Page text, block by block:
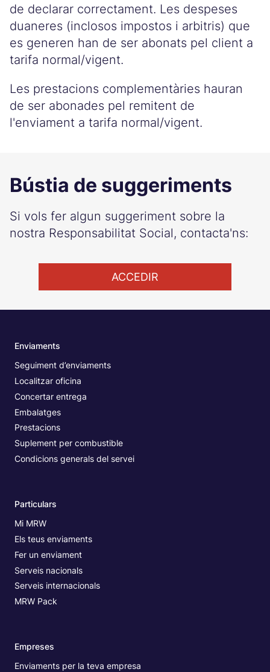
de declarar correctament. Les despeses
duaneres (inclosos impostos i arbitris) que
es generen han de ser abonats pel client a
tarifa normal/vigent.
Les prestacions complementàries hauran
de ser abonades pel remitent de
l'enviament a tarifa normal/vigent.
Bústia de suggeriments
Si vols fer algun suggeriment sobre la
nostra Responsabilitat Social, contacta'ns:
ACCEDIR
Enviaments
Seguiment d’enviaments
Localitzar oficina
Concertar entrega
Embalatges
Prestacions
Suplement per combustible
Condicions generals del servei
Particulars
Mi MRW
Els teus enviaments
Fer un enviament
Serveis nacionals
Serveis internacionals
MRW Pack
Empreses
Enviaments per la teva empresa